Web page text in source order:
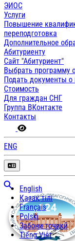
ЭИОС
Услуги
Повышение
переподготовка
Дополнительное
Абитуриенту
Сайт "Абитуриент"
Выбрать программу
Подать документы о
Стоимость
Для граждан СНГ
Группа ВКонтакте
Контакты
ENG
English
Қазақ тілі
Français
Polski
Забони тоҷикӣ
Tiếng Việt